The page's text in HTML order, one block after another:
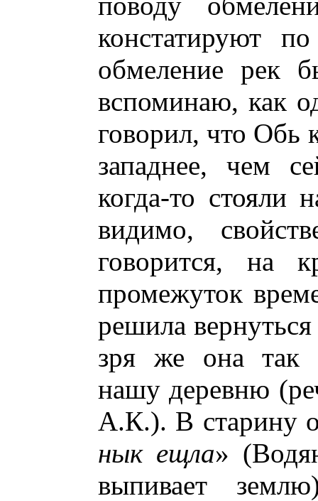
констатируют
обмеление рек
вспоминаю, как
говорил, что Обь
западнее, чем
когда-то стояли
видимо,
говорится, на
промежуток
решила
зря же она так
нашу деревню
А.К.). В старину
нык ещла»
выпивает